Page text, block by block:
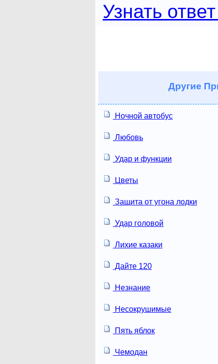
Узнать
Другие
Ночной автобус
Любовь
Удар и функции
Цветы
Защита от угона лодки
Удар головой
Лихие казаки
Дайте 120
Незнание
Несокрушимые
Пять яблок
Чемодан